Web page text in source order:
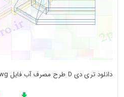
دانلود تری دی D طرح مصرف آب فایل dwg کد (کد25734)